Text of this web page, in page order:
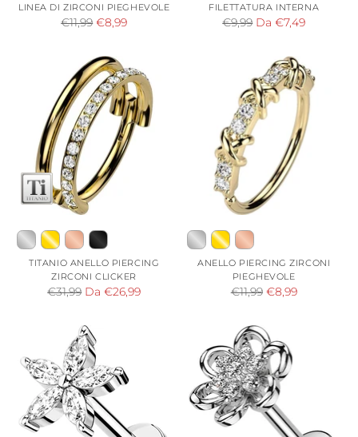
LINEA DI ZIRCONI PIEGHEVOLE
Prezzo
€11,99 €8,99
FILETTATURA INTERNA
Prezzo
€9,99 Da €7,49
TITANIO ANELLO PIERCING
ZIRCONI CLICKER
Prezzo
€31,99 Da €26,99
ANELLO PIERCING ZIRCONI
PIEGHEVOLE
Prezzo
listino
€11,99 €8,99